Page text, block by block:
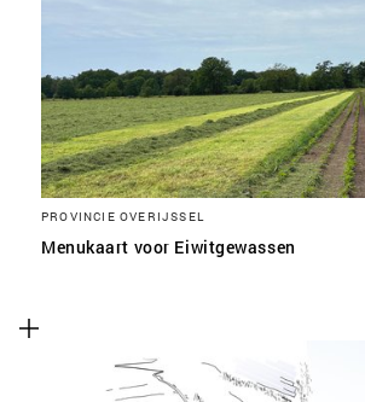
PROVINCIE OVERIJSSEL
Menukaart voor Eiwitgewassen